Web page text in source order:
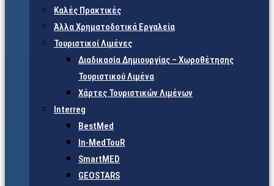
Καλές Πρακτικές
Άλλα Χρηματοδοτικά Εργαλεία
Τουριστικοί Λιμένες
Διαδικασία Δημιουργίας – Χωροθέτησης
Τουριστικού Λιμένα
Χάρτες Τουριστικών Λιμένων
Interreg
BestMed
In-MedTouR
SmartMED
GEOSTARS